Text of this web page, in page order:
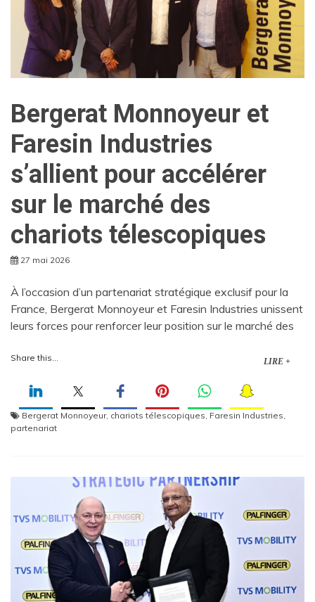
Bergerat Monnoyeur et
Faresin Industries
s’allient pour accélérer
sur le marché des
chariots télescopiques
27 mai 2026
À l’occasion d’un partenariat stratégique exclusif pour la
France, Bergerat Monnoyeur et Faresin Industries unissent
leurs forces pour renforcer leur position sur le marché des
Share this... LIRE +
Bergerat Monnoyeur, chariots télescopiques Faresin Industries
partenariat